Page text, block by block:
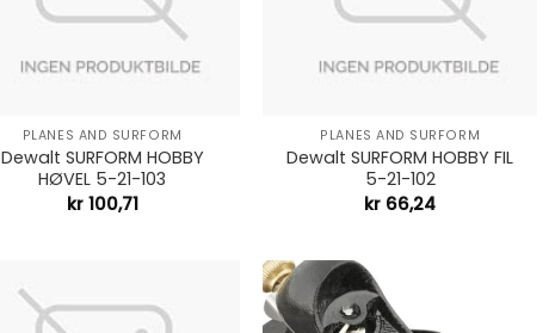
PLANES AND SURFORM
Dewalt SURFORM HOBBY
HØVEL 5-21-103
kr100,71
PLANES AND SURFORM
Dewalt SURFORM HOBBY FIL
5-21-102
kr 66,24